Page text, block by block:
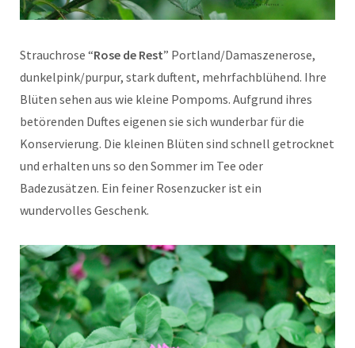
Strauchrose “Rose de Rest” Portland/Damaszenerose,
dunkelpink/purpur, stark duftent, mehrfachblühend. Ihre
Blüten sehen aus wie kleine Pompoms. Aufgrund ihres
betörenden Duftes eigenen sie sich wunderbar für die
Konservierung. Die kleinen Blüten sind schnell getrocknet
und erhalten uns so den Sommer im Tee oder
Badezusätzen. Ein feiner Rosenzucker ist ein
wundervolles Geschenk.